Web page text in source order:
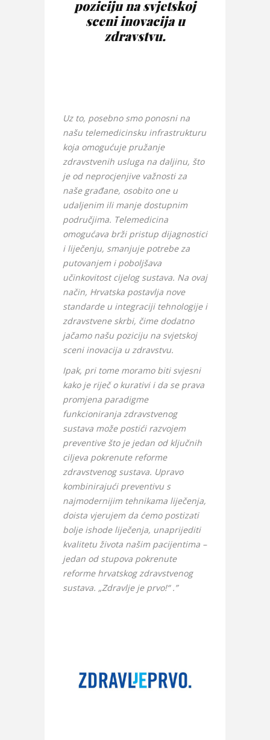
poziciju na svjetskoj
sceni inovacija u
zdravstvu.
Uz to, posebno smo ponosni na
našu telemedicinsku infrastrukturu
koja omogućuje pružanje
zdravstvenih usluga na daljinu, što
je od neprocjenjive važnosti za
naše građane, osobito one u
udaljenim ili manje dostupnim
područjima. Telemedicina
omogućava brži pristup dijagnostici
i liječenju, smanjuje potrebe za
putovanjem i poboljšava
učinkovitost cijelog sustava. Na ovaj
način, Hrvatska postavlja nove
standarde u integraciji tehnologije i
zdravstvene skrbi, čime dodatno
jačamo našu poziciju na svjetskoj
sceni inovacija u zdravstvu.
Ipak, pri tome moramo biti svjesni
kako je riječ o kurativi i da se prava
promjena paradigme
funkcioniranja zdravstvenog
sustava može postići razvojem
preventive što je jedan od ključnih
ciljeva pokrenute reforme
zdravstvenog sustava. Upravo
kombinirajući preventivu s
najmodernijim tehnikama liječenja,
doista vjerujem da ćemo postizati
bolje ishode liječenja, unaprijediti
kvalitetu života našim pacijentima –
jedan od stupova pokrenute
reforme hrvatskog zdravstvenog
sustava. „Zdravlje je prvo!“ .”